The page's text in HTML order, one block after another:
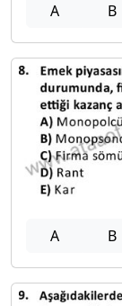
A B
A B